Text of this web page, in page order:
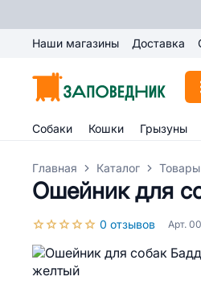
Наши магазины Доставка
Собаки Кошки Грызуны
Главная Каталог
Ошейник для
0 отзывов Арт.